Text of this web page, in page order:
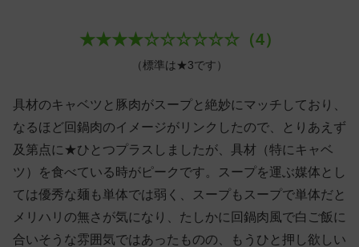
★★★★☆☆☆☆☆☆（4）
（標準は★3です）
具材のキャベツと豚肉がスープと絶妙にマッチしており、
なるほど回鍋肉のイメージがリンクしたので、とりあえず
及第点に★ひとつプラスしましたが、具材（特にキャベ
ツ）を食べている時がピークです。スープを運ぶ媒体とし
ては優秀な麺も単体では弱く、スープもスープで単体だと
メリハリの無さが気になり、たしかに回鍋肉風で白ご飯に
合いそうな雰囲気ではあったものの、もうひと押し欲しい